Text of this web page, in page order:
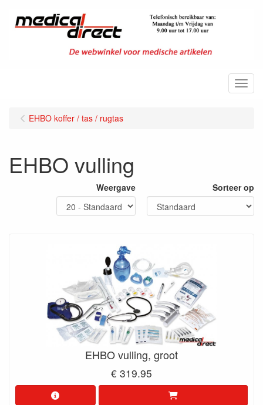
Menu
EHBO koffer / tas / rugtas
EHBO vulling
Weergave Sorteer op
EHBO vulling, groot
€ 319.95